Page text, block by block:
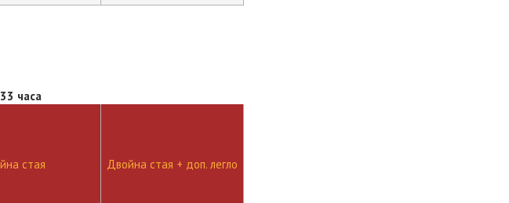
часа
стая Двойна стая + доп. легло